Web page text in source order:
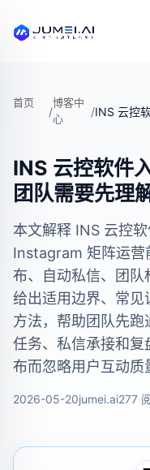
首页
/
博客中
心
/
INS 云控软件
团队需要先理
本文解释 INS 云控
Instagram 矩阵运营
布、自动私信、团队
给出适用边界、常
方法，帮助团队先
任务、私信承接和复
布而忽略用户互动质
2026-05-20jumei.ai277